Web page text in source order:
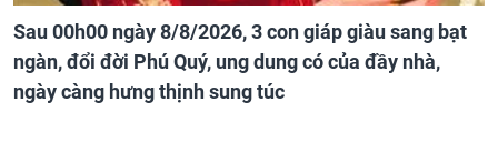
Sau 00h00 ngày 8/8/2026, 3 con giáp giàu sang bạt
ngàn, đổi đời Phú Quý, ung dung có của đầy nhà,
ngày càng hưng thịnh sung túc